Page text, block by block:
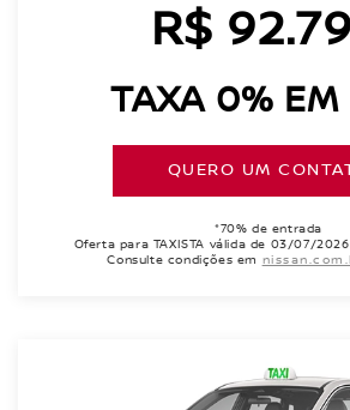
R$
TAXA 0% EM
QUERO UM
*70% de entrada
Oferta para TAXISTA válida de 03/07/
Consulte condições em